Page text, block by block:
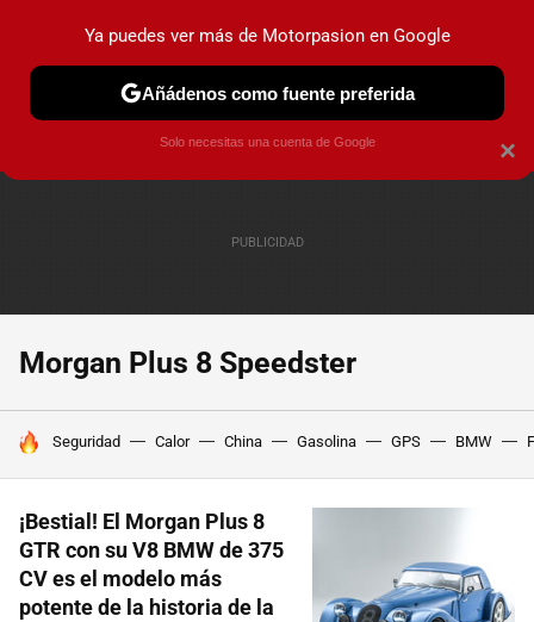
PRUEBAS COCHES ELÉCTRICOS OBSERVATORIO
Morgan Plus 8 Speedster
HOY SE HABLA DE
Seguridad Calor China Gasolina GPS BMW
¡Bestial! El Morgan Plus 8
GTR con su V8 BMW de 375
CV es el modelo más
potente de la historia de la
×
Ya puedes ver más de Motorpasion en Google
Añádenos como fuente preferida
Solo necesitas una cuenta de Google